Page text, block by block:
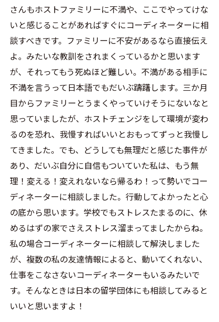
さんもホストファミリーに不満や、ここでやってけな
いと感じることがあればすぐにコーディネーターに相
談すべきです。ファミリーに不安があるなら直接伝え
よ。みたいな教訓をされまくっているかと思います
が、それってもう死ぬほど難しい。不満がある相手に
不満を言うって日本語でもだいぶ躊躇します。三か月
目からファミリーとうまくやっていけそうにないなと
思っていましたが、ホストチェンジをして環境が変わ
るのを恐れ、我慢すればいいとおもってずっと我慢し
てきました。でも、どうしても無理だと感じた事件が
あり、だいぶ自分に自信もついていた私は、もう無
理！変える！変えれないなら帰るわ！って勢いでコー
ディネーターに相談しました。行動してよかったと心
の底から思います。学校でもストレスたまるのに、休
めるはずの家でさえストレス溜まってましたからね。
私の場合コーディネーターに相談して解決しました
が、複数の私の友達情報によると、動いてくれない、
仕事をこなさないコーディネーターもいるみたいで
す。そんなときは日本の留学団体にも相談してみると
いいと思いますよ！